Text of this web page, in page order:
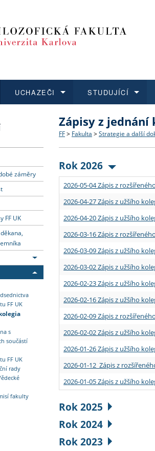
Struktura a historie
Strategie a další
Podpora a benefity pro
Absolventi fakulty
UCHAZEČI
Co studovat a jak se
Učitelské studijní
Informace k průběhu
STUDUJÍCÍ
Bakalářské a magisterské
Doktorské studium
Rigorózní řízení
O vědě a výzkumu na FF
Akademické kvalifikace
Granty a projekty
Aktuální nabídky a
Vyjíždějící studenti
Přijíždějící studenti
Vyjíždějící zaměstnanci
záměry
FF UK
FF UK
s
součástí
FF UK
rady
fakulty
Zápisy z jednání
FF > Fakulta > Strategie a další
Rok 2026
2026-05-04 Zápis z
2026-04-27 Zápis z užšího
2026-04-20 Zápis z užšího
2026-03-16 Zápis z
2026-03-09 Zápis z užšího
2026-03-02 Zápis z užšího
2026-02-23 Zápis z užšího
2026-02-16 Zápis z užšího
2026-02-09 Zápis z
2026-02-02 Zápis z užšího
2026-01-26 Zápis z užšího
2026-01-12 Zápis z
2026-01-05 Zápis z užšího
Rok 2025
Rok 2024
Rok 2023